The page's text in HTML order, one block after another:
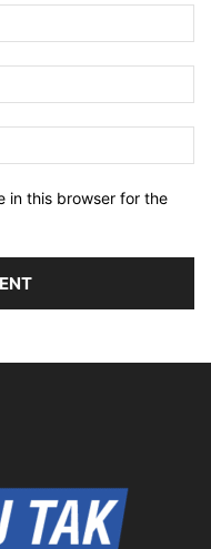
in this browser for the